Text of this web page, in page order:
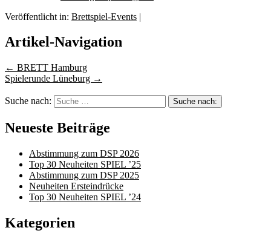
Veröffentlicht in: Brettspiel-Events |
Artikel-Navigation
← BRETT Hamburg
Spielerunde Lüneburg →
Suche nach:
Neueste Beiträge
Abstimmung zum DSP 2026
Top 30 Neuheiten SPIEL ’25
Abstimmung zum DSP 2025
Neuheiten Ersteindrücke
Top 30 Neuheiten SPIEL ’24
Kategorien